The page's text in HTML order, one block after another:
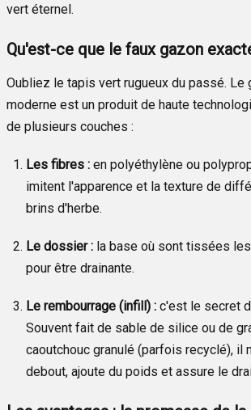
vert éternel.
Qu'est-ce que le faux gazon
Oubliez le tapis vert rugueux du passé. Le
moderne est un produit de haute
de plusieurs couches :
Les fibres : en polyéthylène ou
imitent l'apparence et la texture de
brins d'herbe.
Le dossier : la base où sont tissées
pour être drainante.
Le rembourrage (infill) : c'est le secret
Souvent fait de sable de silice ou de
caoutchouc granulé (parfois recyclé), il
debout, ajoute du poids et assure le